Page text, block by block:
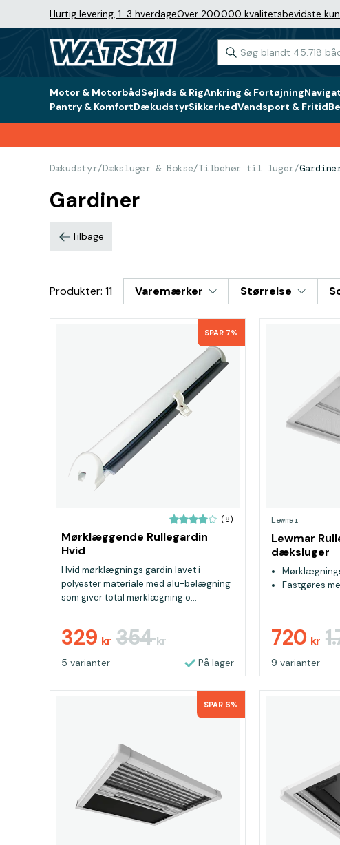
Hurtig levering, 1-3 hverdageOver 200.000 kvalitetsbevidste
Motor & MotorbådSejlads & RigAnkring & Fortøjning
Pantry & KomfortDækudstyrSikkerhedVandsport & Fritid
Dækudstyr/Dæksluger & Bokse/Tilbehør til luger/
Gardiner
Tilbage
Produkter: 11 Varemærker Størrelse
SPAR 7%
(8)
Mørklæggende Rullegardin
Hvid
Hvid mørklægnings gardin lavet i
polyester materiale med alu-belægning
som giver total mørklægning o...
329 kr 354kr
5 varianter På lager
Lewmar
Lewmar
dæksluger
Fastgøres
720 kr
9 varianter
SPAR 6%